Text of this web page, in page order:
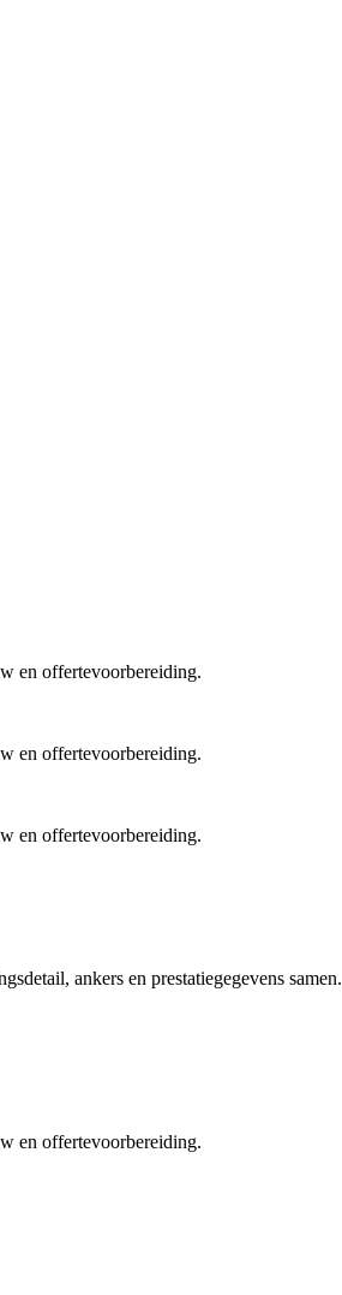
en offertevoorbereiding.
en offertevoorbereiding.
en offertevoorbereiding.
ankers en prestatiegegevens samen.
en offertevoorbereiding.